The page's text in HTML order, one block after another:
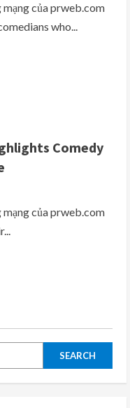
của prweb.com
who...
Comedy
của prweb.com
SEARCH